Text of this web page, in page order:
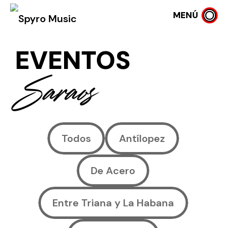
MENÚ
EVENTOS
Saraos
Todos Antílopez
De Acero
Entre Triana y La Habana